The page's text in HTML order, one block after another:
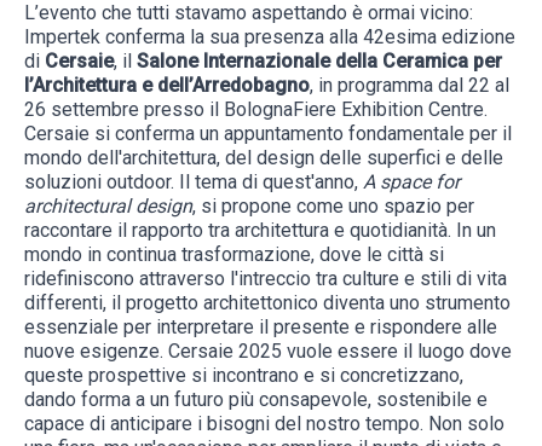
L’evento che tutti stavamo aspettando è ormai vicino:
Impertek conferma la sua presenza alla 42esima edizione
di Cersaie, il Salone Internazionale della Ceramica per
l’Architettura e dell’Arredobagno, in programma dal 22 al
26 settembre presso il BolognaFiere Exhibition Centre.
Cersaie si conferma un appuntamento fondamentale per il
mondo dell'architettura, del design delle superfici e delle
soluzioni outdoor. Il tema di quest'anno, A space for
architectural design, si propone come uno spazio per
raccontare il rapporto tra architettura e quotidianità. In un
mondo in continua trasformazione, dove le città si
ridefiniscono attraverso l'intreccio tra culture e stili di vita
differenti, il progetto architettonico diventa uno strumento
essenziale per interpretare il presente e rispondere alle
nuove esigenze. Cersaie 2025 vuole essere il luogo dove
queste prospettive si incontrano e si concretizzano,
dando forma a un futuro più consapevole, sostenibile e
capace di anticipare i bisogni del nostro tempo. Non solo